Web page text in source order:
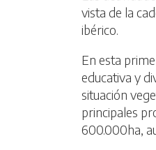
vista de la
ibérico.
En esta
educativa y
situación
principales
600.000ha,